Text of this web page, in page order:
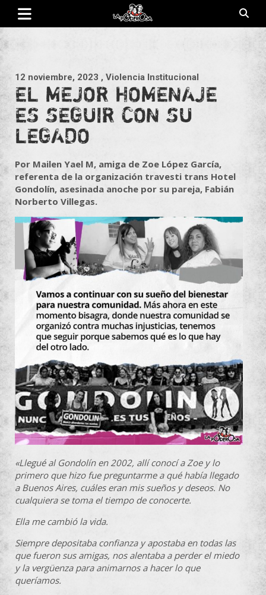
Saltar
contenido
12 noviembre, 2023 , Violencia Institucional
EL MEJOR HOMENAJE
ES SEGUIR CON SU
LEGADO
Por Mailen Yael M, amiga de Zoe López García,
referenta de la organización travesti trans Hotel
Gondolín, asesinada anoche por su pareja, Fabián
Norberto Villegas.
«Llegué al Gondolín en 2002, allí conocí a Zoe y lo
primero que hizo fue preguntarme a qué había llegado
a Buenos Aires, cuáles eran mis sueños y deseos. No
cualquiera se toma el tiempo de conocerte.
Ella me cambió la vida.
Siempre depositaba confianza y apostaba en todas las
que fueron sus amigas, nos alentaba a perder el miedo
y la vergüenza para animarnos a hacer lo que
queríamos.